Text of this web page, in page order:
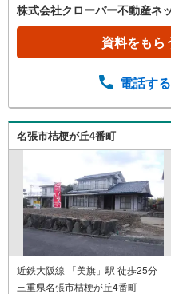
株式会社クローバー不動産ネ
資料をもら
電話する
名張市桔梗が丘4番町
近鉄大阪線 「美旗」駅 徒歩25分
三重県名張市桔梗が丘4番町